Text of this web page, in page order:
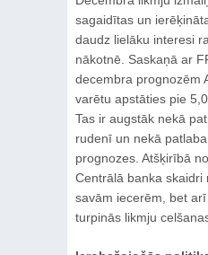
sagaidītas un
daudz lielāku interesi
nākotnē. Saskaņā ar
decembra prognozēm
varētu apstāties pie
Tas ir augstāk nekā
rudenī un nekā
prognozes. Atšķirībā
Centrālā banka skaidri
savām iecerēm, bet
turpinās likmju